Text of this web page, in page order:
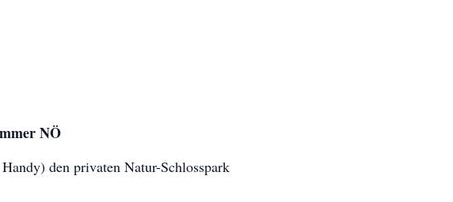
NÖ
den privaten Natur-Schlosspark